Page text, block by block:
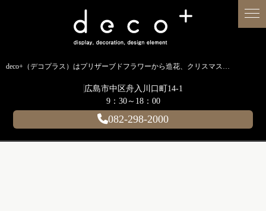
deco+（デコプラス）はプリザーブドフラワーから造花、クリスマス装飾、イルミネーションに至るまで扱う広島のディスプレイ専門ショップです。
広島市中区舟入川口町14-1
9：30～18：00
082-298-2000